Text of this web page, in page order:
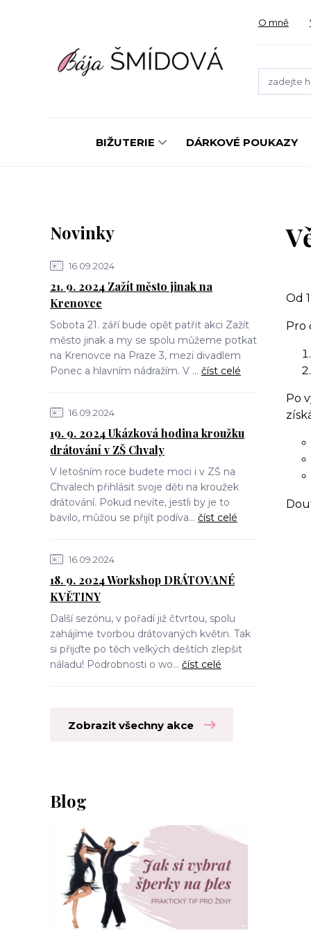
O mně
BIŽUTERIE DÁRKOVÉ POUKAZY
Novinky
16.09.2024
21. 9. 2024 Zažít město jinak na
Krenovce
Sobota 21. září bude opět patřit akci Zažít
město jinak a my se spolu můžeme potkat
na Krenovce na Praze 3, mezi divadlem
Ponec a hlavním nádražím. V ... číst celé
16.09.2024
19. 9. 2024 Ukázková hodina kroužku
drátování v ZŠ Chvaly
V letošním roce budete moci i v ZŠ na
Chvalech přihlásit svoje děti na kroužek
drátování. Pokud nevíte, jestli by je to
bavilo, můžou se přijít podíva... číst celé
16.09.2024
18. 9. 2024 Workshop DRÁTOVANÉ
KVĚTINY
Další sezónu, v pořadí již čtvrtou, spolu
zahájíme tvorbou drátovaných květin. Tak
si přijďte po těch velkých deštích zlepšit
náladu! Podrobnosti o wo... číst celé
Zobrazit všechny akce
Blog
Od
Pro
Po